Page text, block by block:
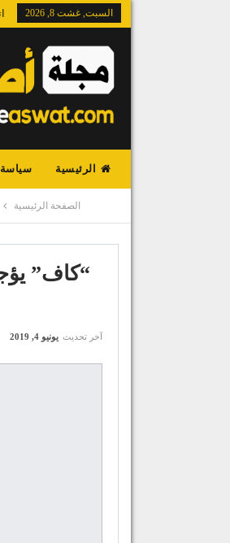
السبت, غشت 8, 2026
الرئيسية سياسة
الصفحة الرئيسية
“كاف”
آخر تحديث يونيو 4, 2019